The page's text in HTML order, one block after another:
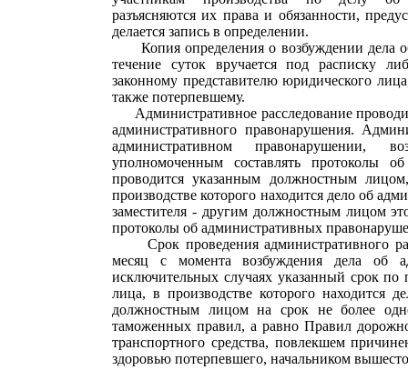
разъясняются их права и обязанности,
делается запись в определении.
Копия определения о возбуждении дела
течение суток вручается под расписку
законному представителю юридического
также потерпевшему.
Административное расследование
административного правонарушения.
административном правонарушении,
уполномоченным составлять протоколы
проводится указанным должностным
производстве которого находится дело об
заместителя - другим должностным лицом
протоколы об административных
Срок проведения административного
месяц с момента возбуждения дела об
исключительных случаях указанный срок по
лица, в производстве которого находится
должностным лицом на срок не более
таможенных правил, а равно Правил
транспортного средства, повлекшем
здоровью потерпевшего, начальником